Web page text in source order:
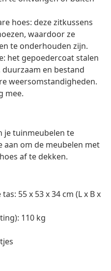
hoes: deze zitkussens
waardoor ze
te onderhouden zijn.
het gepoedercoat stalen
en bestand
weersomstandigheden.
mee.
je tuinmeubelen te
aan om de meubelen met
af te dekken.
55 x 53 x 34 cm (L x B x
110 kg